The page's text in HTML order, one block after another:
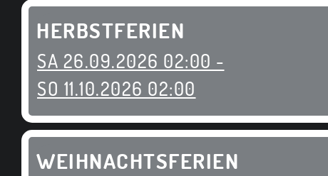
HERBSTFERIEN
SA 26.09.2026 02:00 -
SO 11.10.2026 02:00
WEIHNACHTSFERIEN